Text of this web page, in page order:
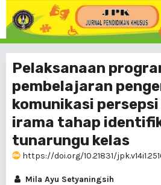
Pelaksanaan
pembelajaran
komunikasi
irama tahap
tunarungu kelas
https://doi.org/10.21831/
Mila Ayu Setyaningsih